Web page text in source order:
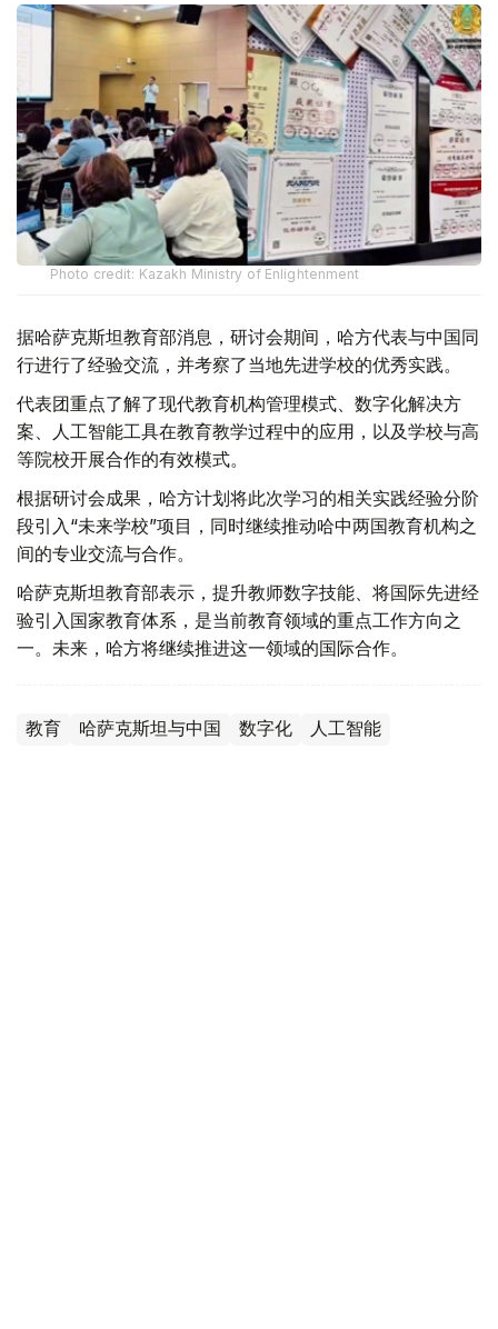
Photo credit: Kazakh Ministry of Enlightenment
据哈萨克斯坦教育部消息，研讨会期间，哈方代表与中国同
行进行了经验交流，并考察了当地先进学校的优秀实践。
代表团重点了解了现代教育机构管理模式、数字化解决方
案、人工智能工具在教育教学过程中的应用，以及学校与高
等院校开展合作的有效模式。
根据研讨会成果，哈方计划将此次学习的相关实践经验分阶
段引入“未来学校”项目，同时继续推动哈中两国教育机构之
间的专业交流与合作。
哈萨克斯坦教育部表示，提升教师数字技能、将国际先进经
验引入国家教育体系，是当前教育领域的重点工作方向之
一。未来，哈方将继续推进这一领域的国际合作。
教育 哈萨克斯坦与中国 数字化 人工智能